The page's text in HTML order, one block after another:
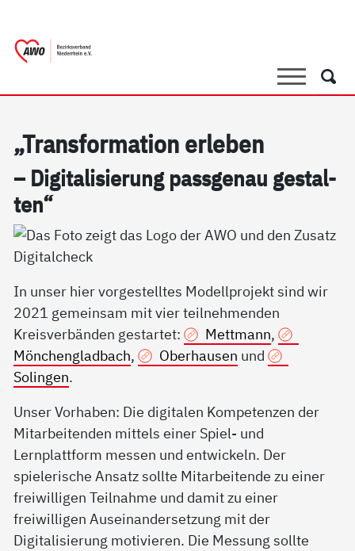
SucheSuche
„Trans­for­ma­ti­on er­le­ben
– Di­gi­ta­li­sie­rung pass­ge­nau ge­stal­
ten“
In unser hier vorgestelltes Modellprojekt sind wir
2021 gemeinsam mit vier teilnehmenden
Kreisverbänden gestartet:
Mettmann,
Mönchengladbach, Oberhausen und
Solingen.
Unser Vorhaben: Die digitalen Kompetenzen der
Mitarbeitenden mittels einer Spiel- und
Lernplattform messen und entwickeln. Der
spielerische Ansatz sollte Mitarbeitende zu einer
freiwilligen Teilnahme und damit zu einer
freiwilligen Auseinandersetzung mit der
Digitalisierung motivieren. Die Messung sollte